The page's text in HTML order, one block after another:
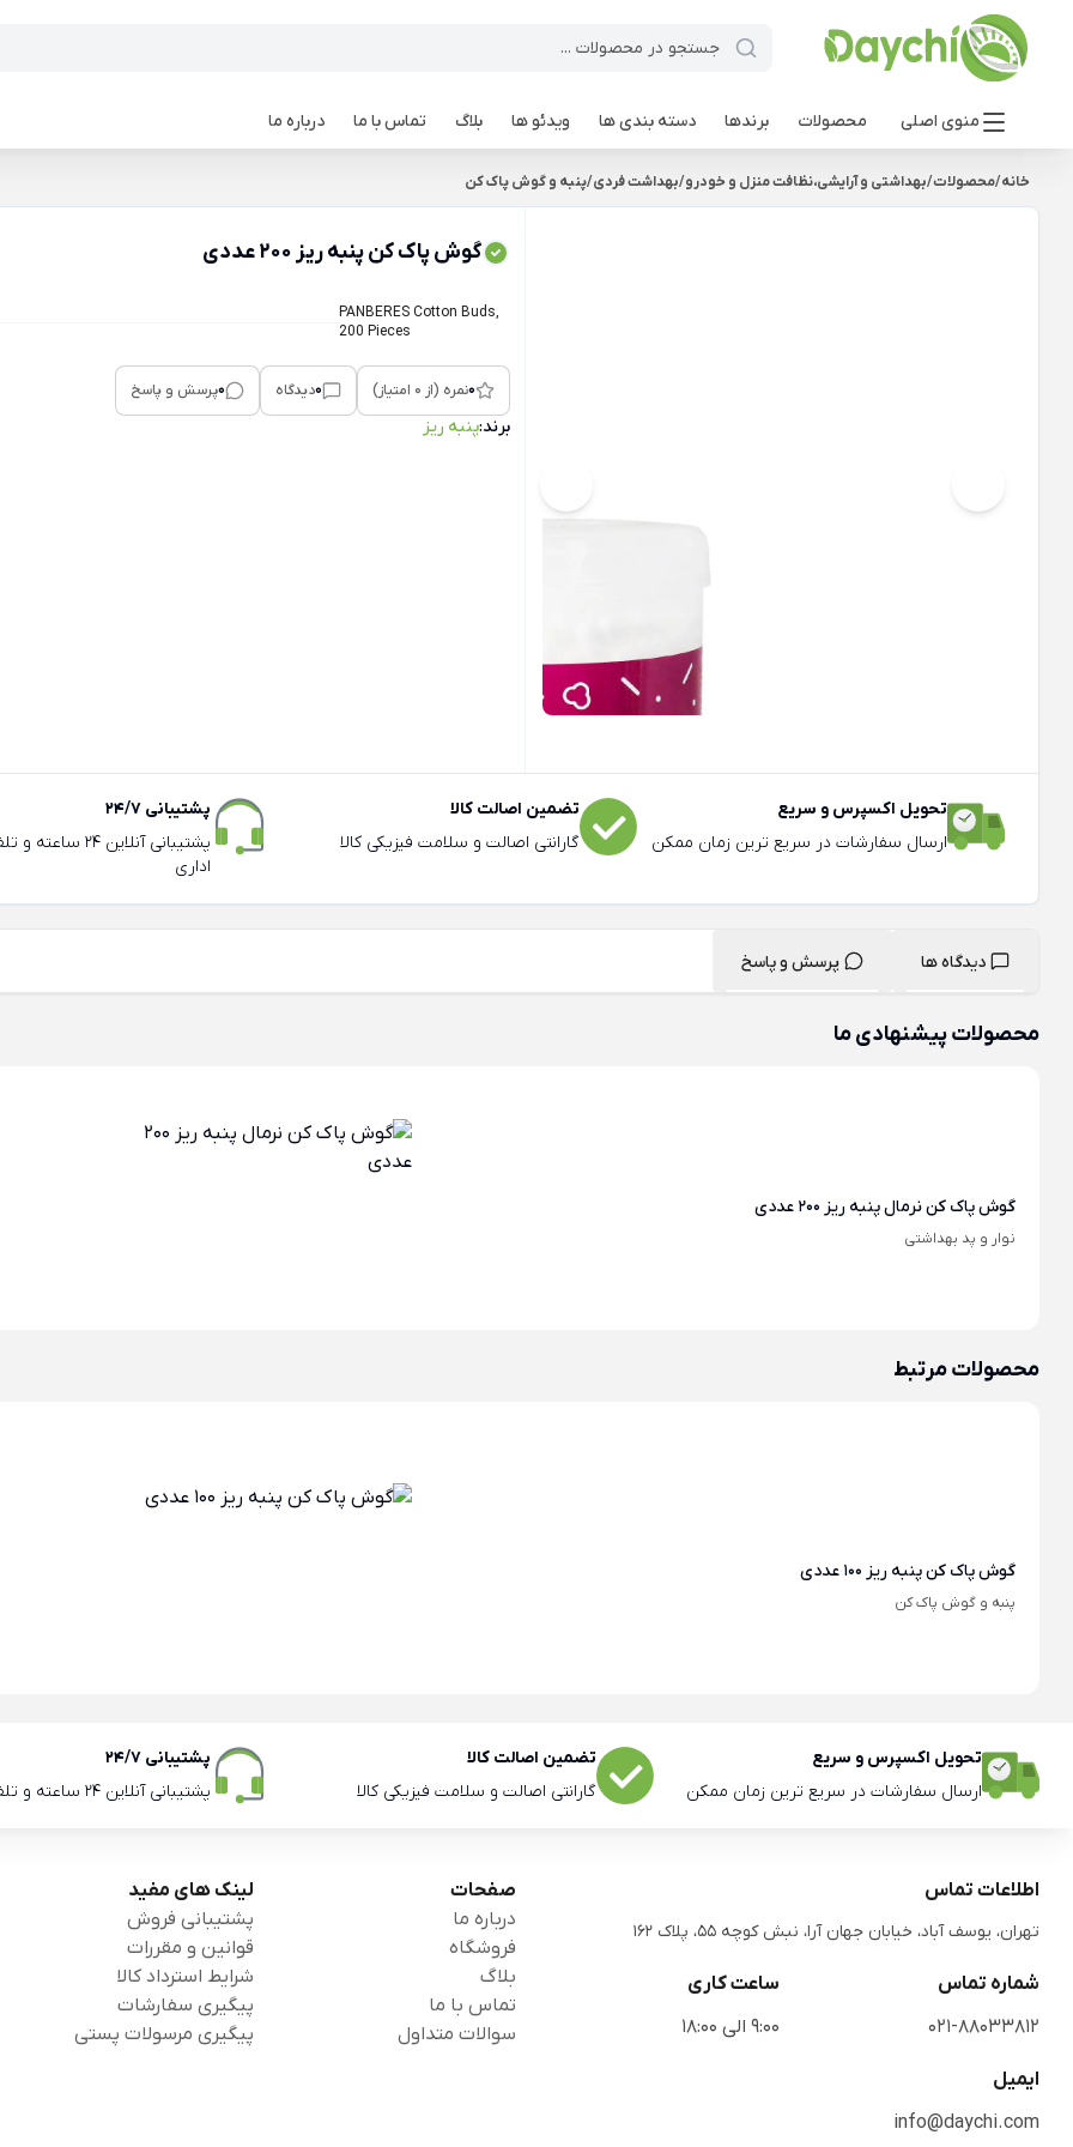
منوی اصلی محصولات برندها دسته بندی ها ویدئو ها بلاگ تماس با ما درباره ما
خانه/محصولات/بهداشتی و آرایشی،نظافت منزل و خودرو/بهداشت فردی/پنبه و گوش پاک کن
گوش پاک کن پنبه ریز 200 عددی
PANBERES Cotton Buds,
200 Pieces
0نمره (از 0 امتیاز) 0دیدگاه 0پرسش و پاسخ
برند:پنبه ریز
تحویل اکسپرس و سریع
ارسال سفارشات در سریع ترین زمان ممکن
تضمین اصالت کالا
گارانتی اصالت و سلامت فیزیکی کالا
پشتیبانی 24/7
پشتیبانی آنلاین
اداری
دیدگاه ها پرسش و پاسخ
محصولات پیشنهادی ما
گوش پاک کن نرمال پنبه ریز 200 عددی
نوار و پد بهداشتی
محصولات مرتبط
گوش پاک کن پنبه ریز 100 عددی
پنبه و گوش پاک کن
تحویل اکسپرس و سریع
ارسال سفارشات در سریع ترین زمان ممکن
تضمین اصالت کالا
گارانتی اصالت و سلامت فیزیکی کالا
پشتیبانی 24/7
پشتیبانی آنلاین 24 ساعته و تلفنی ساعات اداری
اطلاعات تماس
تهران، یوسف آباد، خیابان جهان آرا، نبش کوچه 55، پلاک 162
شماره تماس
021-88033812
ساعت کاری
9:00 الی 18:00
ایمیل
info@daychi.com
صفحات
درباره ما
فروشگاه
بلاگ
تماس با ما
سوالات متداول
لینک های مفید
پشتیبانی فروش
قوانین و مقررات
شرایط استرداد کالا
پیگیری سفارشات
پیگیری مرسولات پستی